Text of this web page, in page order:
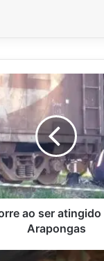
ao ser
Arapongas